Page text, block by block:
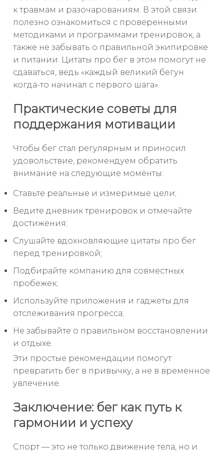
к травмам и разочарованиям. В этой связи
полезно ознакомиться с проверенными
методиками и программами тренировок, а
также не забывать о правильной экипировке
и питании. Цитаты про бег в этом помогут не
сдаваться, ведь «каждый великий бегун
когда-то начинал с первого шага».
Практические советы для
поддержания мотивации
Чтобы бег стал регулярным и приносил
удовольствие, рекомендуем обратить
внимание на следующие моменты:
Ставьте реальные и измеримые цели;
Ведите дневник тренировок и отмечайте
достижения;
Слушайте вдохновляющие цитаты про бег
перед тренировкой;
Подбирайте компанию для совместных
пробежек;
Используйте приложения и гаджеты для
отслеживания прогресса;
Не забывайте о правильном восстановлении
и отдыхе.
Эти простые рекомендации помогут
превратить бег в привычку, а не в временное
увлечение.
Заключение: бег как путь к
гармонии и успеху
Спорт — это не только движение тела, но и